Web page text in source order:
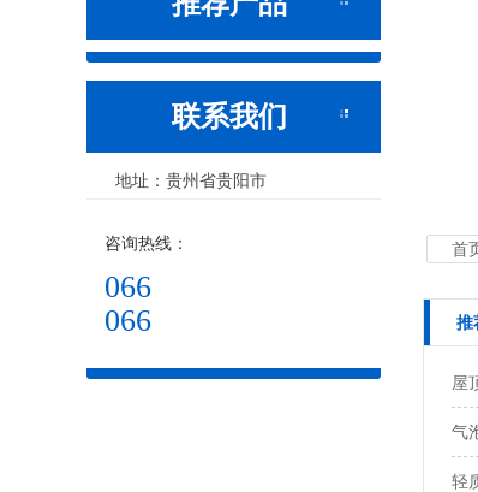
联系我们
地址：贵州省贵阳市
咨询热线：
066
066
首
推
屋
气
轻